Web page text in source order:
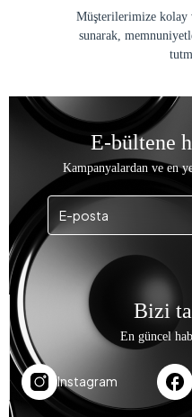
Müşterilerimize kolay
sunarak,
E-bültene
Kampanyalardan ve en
Bizi
En güncel
Instagram